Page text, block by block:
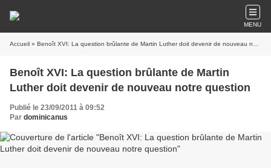
MENU
Accueil » Benoît XVI: La question brûlante de Martin Luther doit devenir de nouveau notre question
Benoît XVI: La question brûlante de Martin
Luther doit devenir de nouveau notre question
Publié le 23/09/2011 à 09:52
Par dominicanus